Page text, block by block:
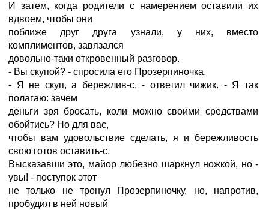
И затем, когда родители с намерением оставили их
вдвоем, чтобы они
поближе друг друга узнали, у них, вместо
комплиментов, завязался
довольно-таки откровенный разговор.
- Вы скупой? - спросила его Прозерпиночка.
- Я не скуп, а бережлив-с, - ответил чижик. - Я так
полагаю: зачем
деньги зря бросать, коли можно своими средствами
обойтись? Но для вас,
чтобы вам удовольствие сделать, я и бережливость
свою готов оставить-с.
Высказавши это, майор любезно шаркнул ножкой, но -
увы! - поступок этот
не только не тронул Прозерпиночку, но, напротив,
пробудил в ней новый